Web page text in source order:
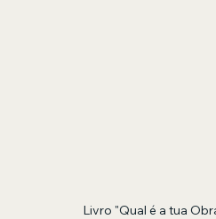
Livro "Qual é a tua